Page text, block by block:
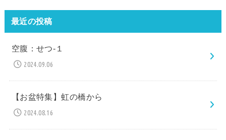
最近の投稿
空腹：せつ-１
2024.09.06
【お盆特集】虹の橋から
2024.08.16